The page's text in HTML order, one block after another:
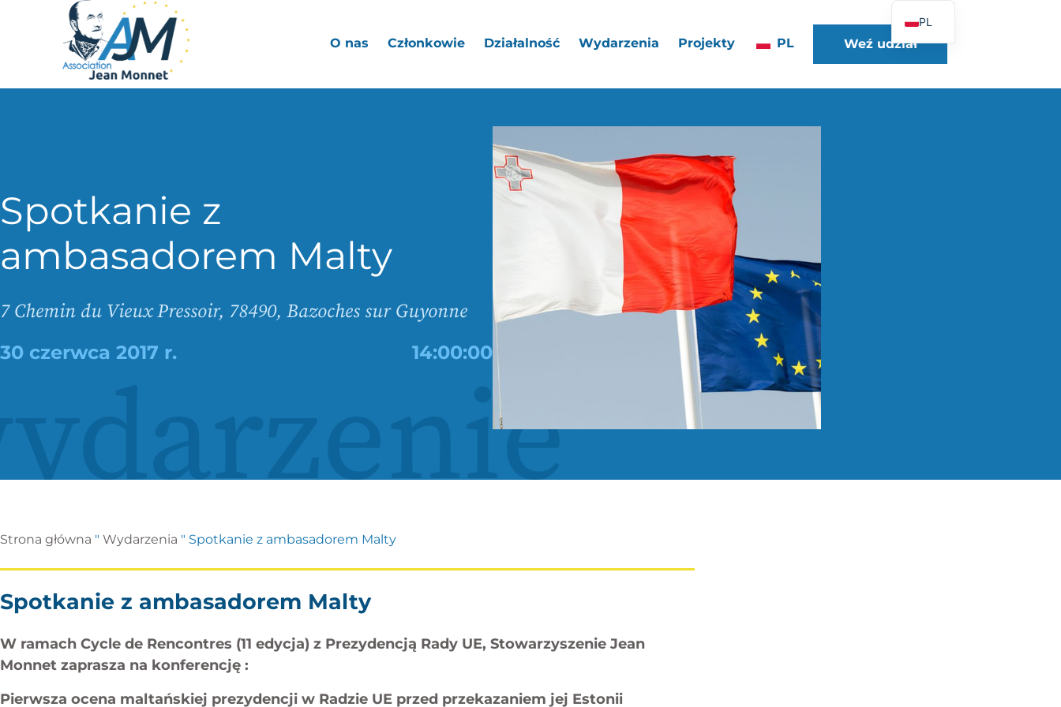
O nas Członkowie Działalność Wydarzenia Projekty PL Weź udział
Spotkanie z
ambasadorem Malty
7 Chemin du Vieux Pressoir, 78490, Bazoches sur Guyonne
30 czerwca 2017 r. 14:00:00
Strona główna " Wydarzenia " Spotkanie z ambasadorem Malty
Spotkanie z ambasadorem Malty
W ramach Cycle de Rencontres (11 edycja) z Prezydencją Rady UE, Stowarzyszenie Jean
Monnet zaprasza na konferencję :
Pierwsza ocena maltańskiej prezydencji w Radzie UE przed przekazaniem jej Estonii
PL
FR